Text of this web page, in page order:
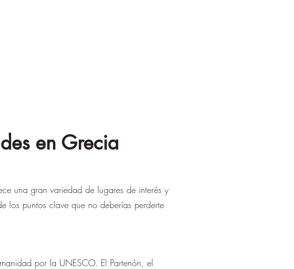
en Grecia
una gran variedad de lugares de interés y
los puntos clave que no deberías perderte
por la UNESCO. El Partenón, el